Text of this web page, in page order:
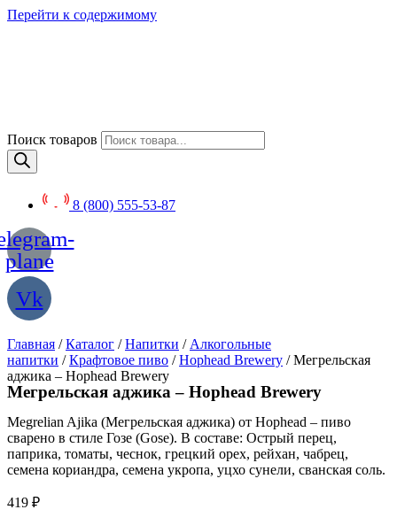
Перейти к содержимому
Поиск товаров
8 (800) 555-53-87
plane
Vk
Главная /Каталог /Напитки / Алкогольные
напитки /Крафтовое пиво /Hophead Brewery / Мегрельская
аджика – Hophead Brewery
Мегрельская аджика – Hophead Brewery
Megrelian Ajika (Мегрельская аджика) от Hophead – пиво
сварено в стиле Гозе (Gose). В составе: Острый перец,
паприка, томаты, чеснок, грецкий орех, рейхан, чабрец,
семена кориандра, семена укропа, уцхо сунели, cванская соль.
419 ₽